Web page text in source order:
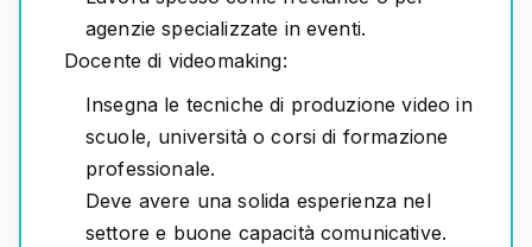
agenzie specializzate in eventi.
Docente di videomaking:
Insegna le tecniche di produzione video in
scuole, università o corsi di formazione
professionale.
Deve avere una solida esperienza nel
settore e buone capacità comunicative.